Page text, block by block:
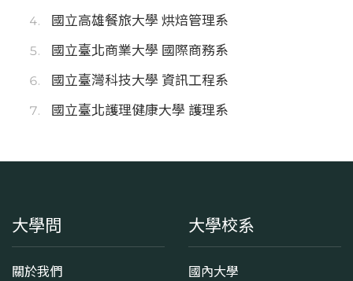
國立高雄餐旅大學 烘焙管理系
國立臺北商業大學 國際商務系
國立臺灣科技大學 資訊工程系
國立臺北護理健康大學 護理系
大學問
關於我們
大學校系
國內大學